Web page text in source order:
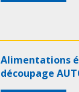
Alimentations
découpage